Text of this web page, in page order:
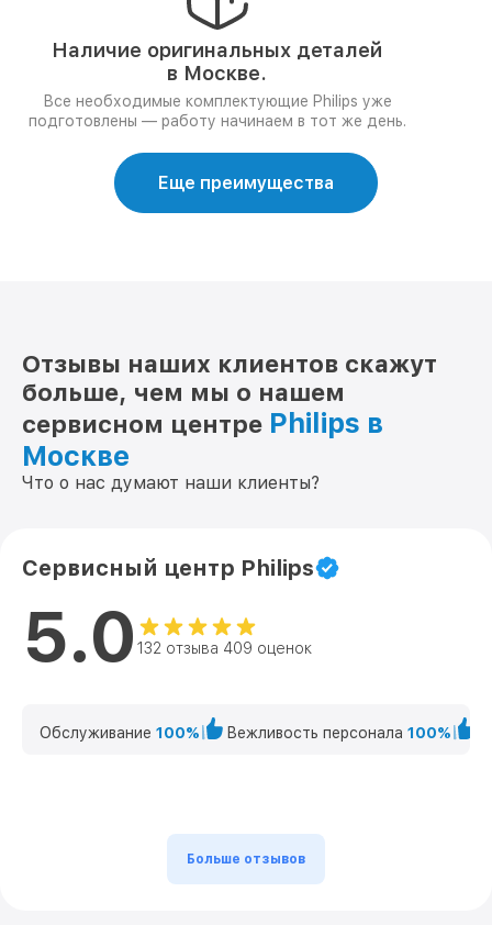
Наличие оригинальных деталей
в Москве.
Все необходимые комплектующие Philips уже
подготовлены — работу начинаем в тот же день.
Еще преимущества
Отзывы наших клиентов скажут
больше, чем мы о нашем
сервисном центре Philips в
Москве
Что о нас думают наши клиенты?
Сервисный центр Philips
5.0 132 отзыва 409 оценок
Обслуживание 100% Вежливость персонала 100%
Больше отзывов